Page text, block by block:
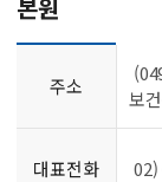
본원
주소
보
대표전화